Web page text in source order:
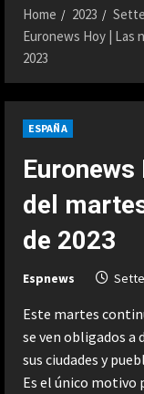
Home 2023
Euronews Hoy | Las
2023
ESPAÑA
del
de 2023
Espnews
Este martes
se ven obligados a
sus ciudades y
Es el único motivo